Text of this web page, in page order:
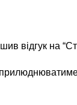
відгук на